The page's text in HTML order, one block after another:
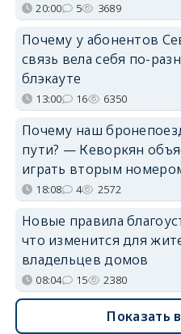
20:00 5 3689
Почему у абонентов
связь вела себя по-
блэкауте
13:00 16 6350
Почему наш
пути? — Кеворкян
играть вторым
18:08 4 2572
Новые правила
что изменится для
владельцев домов
08:04 15 2380
Показать